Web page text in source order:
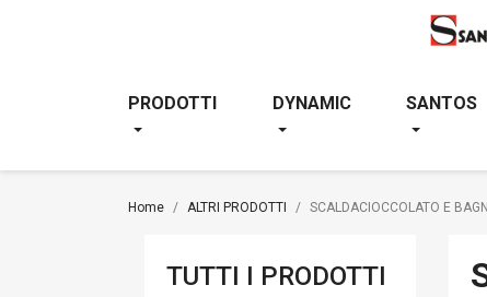
PRODOTTI DYNAMIC SANTOS
Home ALTRI PRODOTTI SCALDACIOCCOLATO E
TUTTI I PRODOTTI